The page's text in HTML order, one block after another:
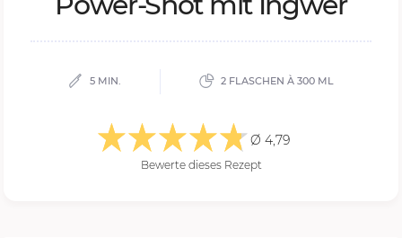
5 MIN. 2 FLASCHEN À 300 ML
Ø 4,79
Bewerte dieses Rezept